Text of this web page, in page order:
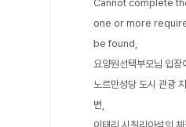
Cannot complete
one or more
be found
요양원선택부모님 입장
노르만성당 도시 관광
변